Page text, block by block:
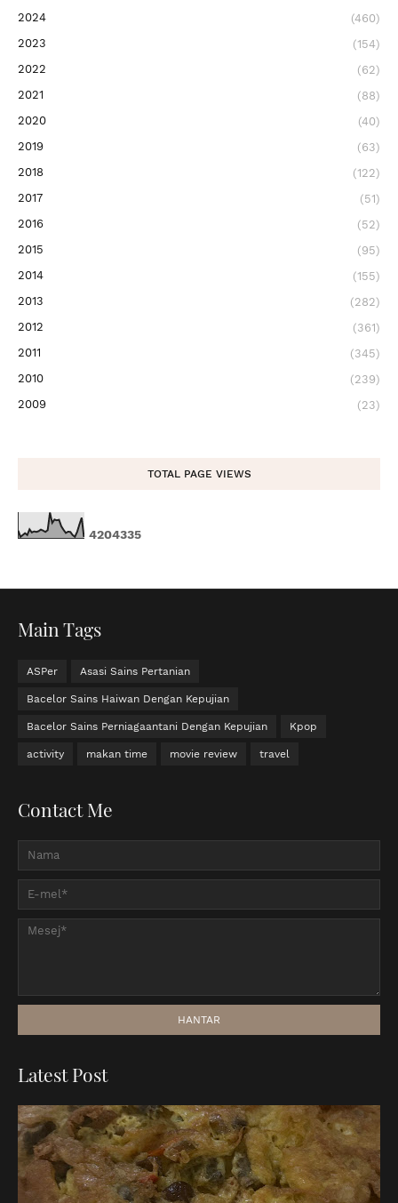
2024
(460)
2023
(154)
2022
(62)
2021
(88)
2020
(40)
2019
(63)
2018
(122)
2017
(51)
2016
(52)
2015
(95)
2014
(155)
2013
(282)
2012
(361)
2011
(345)
2010
(239)
2009
(23)
TOTAL PAGE VIEWS
4204335
Main Tags
ASPer Asasi Sains Pertanian
Bacelor Sains Haiwan Dengan Kepujian
Bacelor Sains Perniagaantani Dengan Kepujian Kpop
activity makan time movie review travel
Contact Me
Latest Post